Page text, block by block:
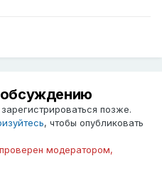
обсуждению
позже.
, чтобы опубликовать
модератором,